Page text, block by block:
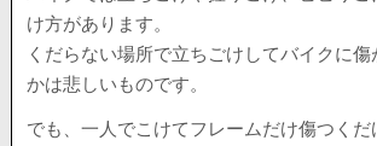
け方があります。
くだらない場所で立ちごけしてバイクに
かは悲しいものです。
でも、一人でこけてフレームだけ傷つくだ